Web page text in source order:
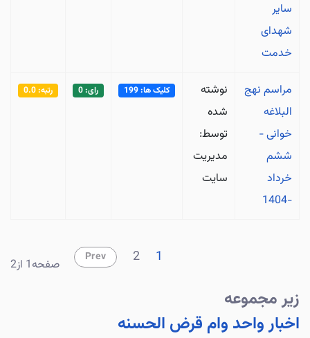
سایر
شهدای
خدمت
مراسم نهج
البلاغه
خوانی -
ششم
خرداد
-1404
نوشته
شده
توسط:
مدیریت
سایت
کلیک ها: 199 رای: 0 رتبه: 0.0
1
2
Prev صفحه1 از2
زیر مجموعه
اخبار واحد وام قرض الحسنه